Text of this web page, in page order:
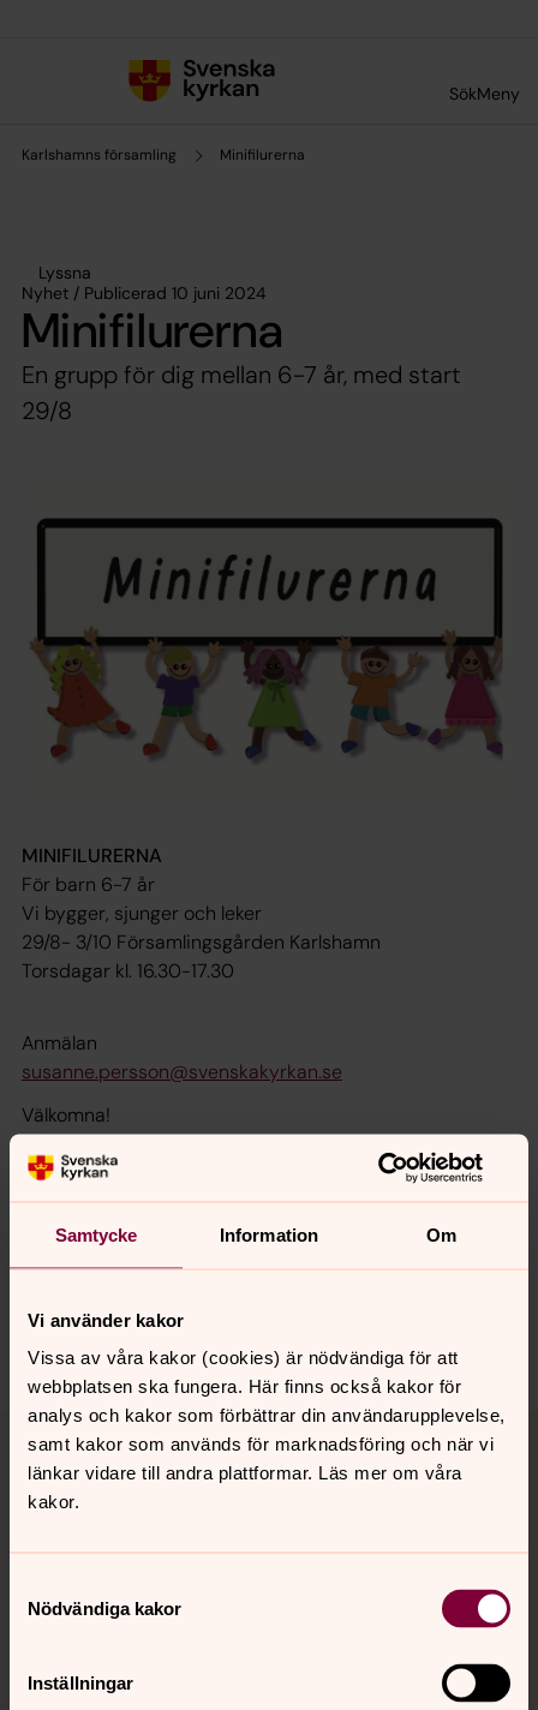
Samtycke Information Om
Vi använder kakor
Vissa av våra kakor (cookies) är nödvändiga för att
webbplatsen ska fungera. Här finns också kakor för
analys och kakor som förbättrar din användarupplevelse,
samt kakor som används för marknadsföring och när vi
länkar vidare till andra plattformar. Läs mer om våra
kakor.
Nödvändiga kakor
Inställningar
SökMeny
Karlshamns församling Minifilurerna
Lyssna
Nyhet / Publicerad 10 juni 2024
Minifilurerna
En grupp för dig mellan 6-7 år, med start
29/8
MINIFILURERNA
För barn 6-7 år
Vi bygger, sjunger och leker
29/8- 3/10 Församlingsgården Karlshamn
Torsdagar kl. 16.30-17.30
Anmälan
susanne.persson@svenskakyrkan.se
Välkomna!
Synpunkter eller frågor på sidans
innehåll?
Tillbaka till toppen
Tillbaka till innehållet